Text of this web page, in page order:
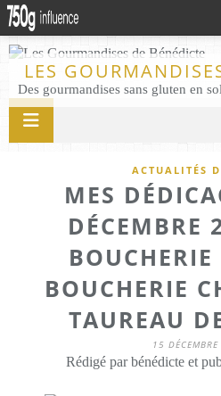
LES
ACTUALITÉS
MES
DÉCEMBRE
BOUCHERIE
TAUREAU
15
Rédigé par bénédicte et